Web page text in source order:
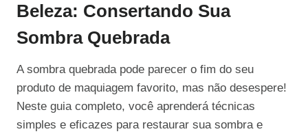
Beleza: Consertando Sua
Sombra Quebrada
A sombra quebrada pode parecer o fim do seu
produto de maquiagem favorito, mas não desespere!
Neste guia completo, você aprenderá técnicas
simples e eficazes para restaurar sua sombra e